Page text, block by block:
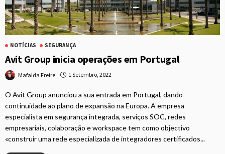
NOTÍCIAS SEGURANÇA
Avit Group inicia operações em Portugal
Mafalda Freire 1 Setembro, 2022
O Avit Group anunciou a sua entrada em Portugal, dando
continuidade ao plano de expansão na Europa. A empresa
especialista em segurança integrada, serviços SOC, redes
empresariais, colaboração e workspace tem como objectivo
«construir uma rede especializada de integradores certificados...